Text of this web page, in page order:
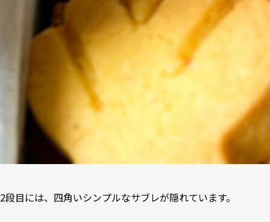
2段目には、四角いシンプルなサブレが隠れています。